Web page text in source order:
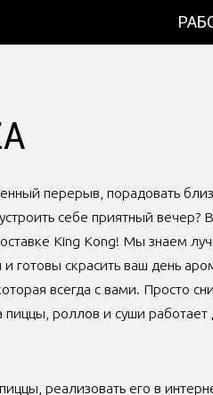
перерыв, порадовать
себе приятный вечер?
King Kong! Мы знаем
готовы скрасить ваш день
всегда с вами. Просто
роллов и суши работает
реализовать его в